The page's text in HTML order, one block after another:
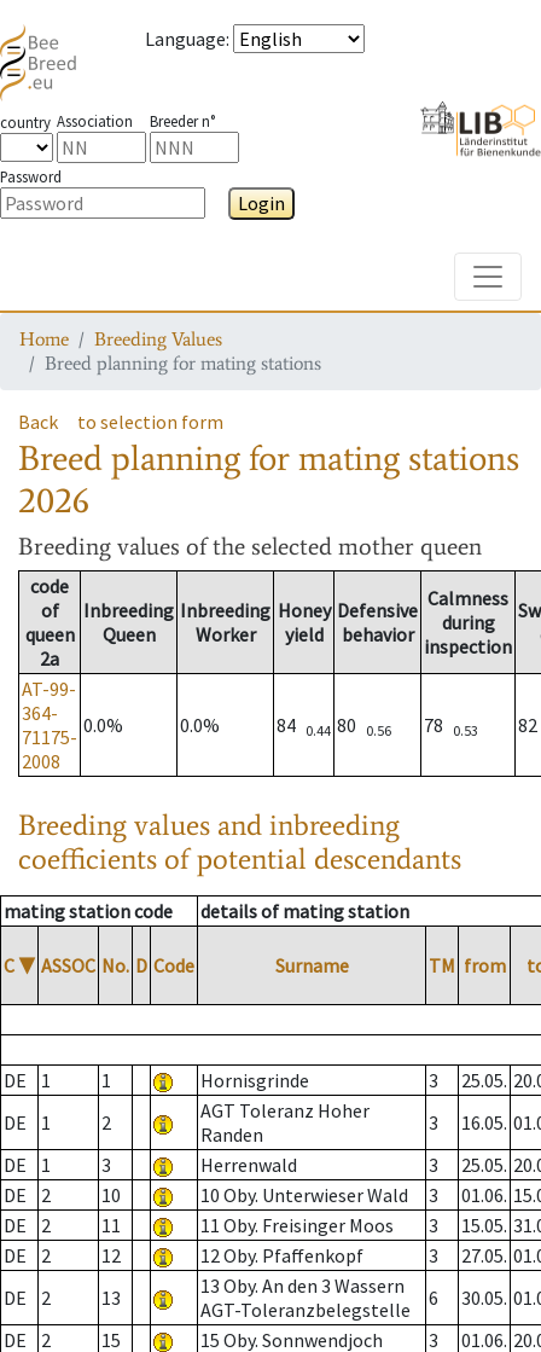
Language:
country Association Breeder n°
Password
Login
Home
Breeding Values
Breed planning for mating stations
Back to selection form
Breed planning for mating stations
2026
Breeding values of the selected mother queen
code
of
queen
2a
Inbreeding
Queen
Inbreeding
Worker
Honey
yield
Defensive
behavior
Calmness
during
inspection
AT-99-
364-
71175-
2008
0.0% 0.0% 84 0.44 80 0.56 78 0.53
Breeding values and inbreeding
coefficients of potential descendants
mating station code details of mating station
C ▼ ASSOC No. D Code Surname TM from
DE 1 1 Hornisgrinde 3 25.05.
DE
1 2
AGT Toleranz Hoher
Randen
3 16.05.
DE
1 3 Herrenwald 3 25.05.
DE
2 10 10 Oby. Unterwieser Wald 3 01.06.
DE
2 11 11 Oby. Freisinger Moos 3 15.05.
DE
2 12 12 Oby. Pfaffenkopf 3 27.05.
DE
2 13
13 Oby. An den 3 Wassern
AGT-Toleranzbelegstelle
6 30.05.
DE
2 15 15 Oby. Sonnwendjoch 3 01.06.